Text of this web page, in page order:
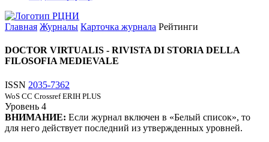
Главная Журналы Карточка журнала Рейтинги
DOCTOR VIRTUALIS - RIVISTA DI STORIA DELLA
FILOSOFIA MEDIEVALE
ISSN 2035-7362
WoS CC Crossref ERIH PLUS
Уровень 4
ВНИМАНИЕ: Если журнал включен в «Белый список», то
для него действует последний из утвержденных уровней.